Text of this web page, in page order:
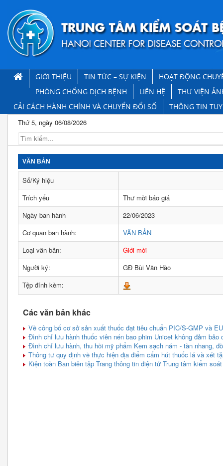
GIỚI THIỆU TIN TỨC – SỰ KIỆN
HOẠT ĐỘNG
PHÒNG CHỐNG DỊCH BỆNH
LIÊN HỆ
THƯ VIỆN
CẢI CÁCH HÀNH CHÍNH VÀ CHUYỂN ĐỔI SỐ
THÔNG TIN
Thứ 5, ngày 06/08/2026
VĂN BẢN
Số/Ký hiệu
Trích yếu
Thư mời báo giá
Ngày ban hành
22/06/2023
Cơ quan ban hành:
VĂN BẢN
Loại văn bản:
Giới mời
Người ký:
GĐ Bùi Văn Hào
Tệp đính kèm:
Các văn bản khác
Về công bố cơ sở sản xuất thuốc đạt tiêu chuẩn PIC/S-GMP và
Đình chỉ lưu hành thuốc viên nén bao phim Unicet không đảm bảo
Đình chỉ lưu hành, thu hồi mỹ phẩm Kem sạch nám - tàn nhang,
Thông tư quy định về thực hiện địa điểm cấm hút thuốc lá và xét
Kiện toàn Ban biên tập Trang thông tin điện tử Trung tâm kiểm